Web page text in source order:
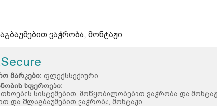
ვაჭრობა, მონტაჟი
მარკები: ფლექსსექიური
სფეროები:
სისტემებით, მოწყობილობებით ვაჭრობა და
და შლაგბაუმებით ვაჭრობა, მონტაჟი